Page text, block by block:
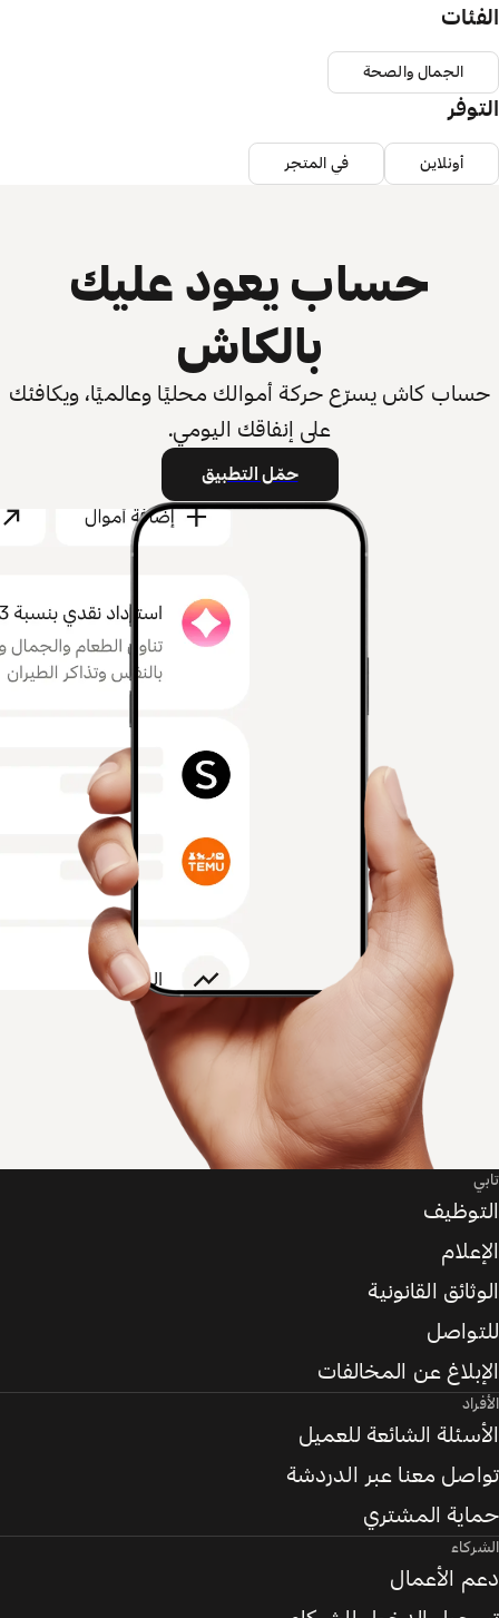
الفئات
الجمال والصحة
التوفر
أونلاين في المتجر
حساب يعود عليك
بالكاش
حساب كاش يسرّع حركة أموالك محليًا وعالميًا، ويكافئك
على إنفاقك اليومي.
حمّل التطبيق
تابي
التوظيف
الإعلام
الوثائق القانونية
للتواصل
الإبلاغ عن المخالفات
الأفراد
الأسئلة الشائعة للعميل
تواصل معنا عبر الدردشة
حماية المشتري
الشركاء
دعم الأعمال